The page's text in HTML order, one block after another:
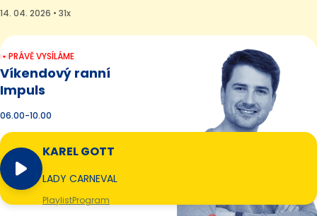
14. 04. 2026 • 31x
PRÁVĚ VYSÍLÁME
Víkendový ranní
Impuls
06.00-10.00
KAREL GOTT
LADY CARNEVAL
PlaylistProgram